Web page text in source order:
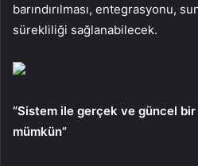
barındırılması, entegrasyonu,
sürekliliği sağlanabilecek.
“Sistem ile gerçek ve güncel
mümkün”